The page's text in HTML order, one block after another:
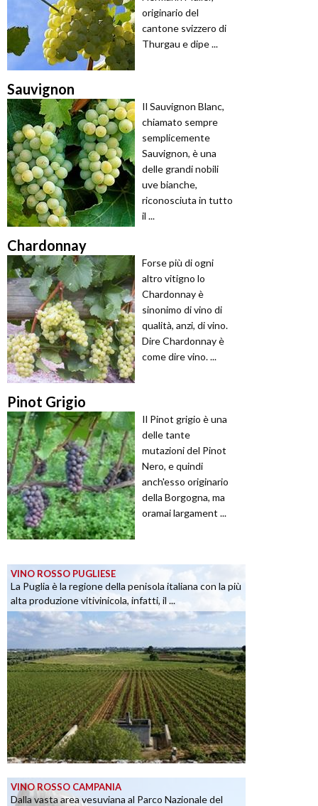
originario del
cantone svizzero di
Thurgau e dipe ...
Sauvignon
Il Sauvignon Blanc,
chiamato sempre
semplicemente
Sauvignon, è una
delle grandi nobili
uve bianche,
riconosciuta in tutto
il ...
Chardonnay
Forse più di ogni
altro vitigno lo
Chardonnay è
sinonimo di vino di
qualità, anzi, di vino.
Dire Chardonnay è
come dire vino. ...
Pinot Grigio
Il Pinot grigio è una
delle tante
mutazioni del Pinot
Nero, e quindi
anch'esso originario
della Borgogna, ma
oramai largament ...
VINO ROSSO PUGLIESE
La Puglia è la regione della penisola italiana con la più
alta produzione vitivinicola, infatti, il ...
VINO ROSSO CAMPANIA
Dalla vasta area vesuviana al Parco Nazionale del